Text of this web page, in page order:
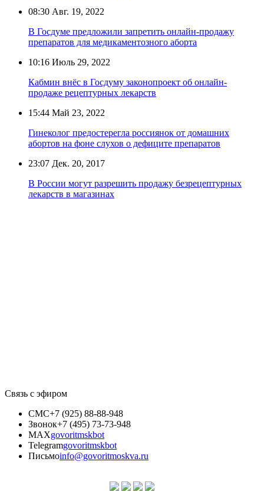
08:30 Авг. 19, 2022
В Госдуме предложили запретить онлайн-продажу
препаратов для медикаментозного аборта
10:16 Июль 29, 2022
Кабмин внёс в Госдуму законопроект об онлайн-
продаже рецептурных лекарств
15:44 Май 23, 2022
Гинеколог предостерегла россиянок от домашних
абортов на фоне слухов о дефиците препаратов
23:07 Дек. 20, 2017
В России могут разрешить продажу безрецептурных
лекарств в магазинах
Связь с эфиром
СМС+7 (925) 88-88-948
Звонок+7 (495) 73-73-948
MAXgovoritmskbot
Telegramgovoritmskbot
Письмоinfo@govoritmoskva.ru